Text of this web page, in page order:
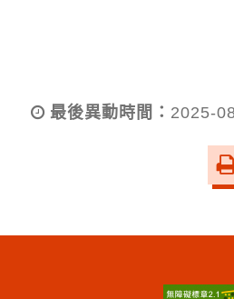
最後異動時間： 2025-